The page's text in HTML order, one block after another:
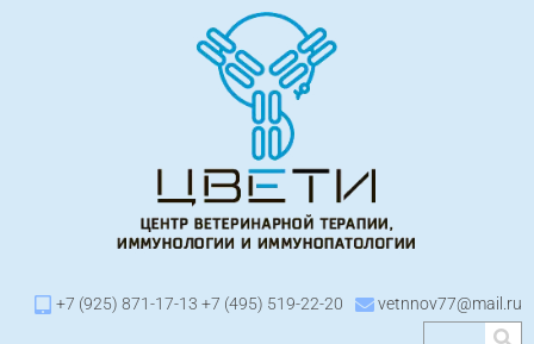
+7 (925) 871-17-13 +7 (495) 519-22-20 vetnnov77@mail.ru